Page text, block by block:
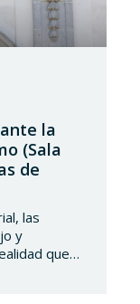
la
(Sala
de
las
y
que